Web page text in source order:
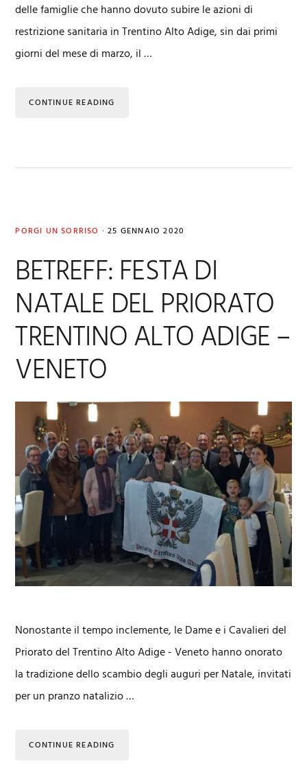
delle famiglie che hanno dovuto subire le azioni di
restrizione sanitaria in Trentino Alto Adige, sin dai primi
giorni del mese di marzo, il …
CONTINUE READING
PORGI UN SORRISO · 25 GENNAIO 2020
BETREFF: FESTA DI
NATALE DEL PRIORATO
TRENTINO ALTO ADIGE –
VENETO
Nonostante il tempo inclemente, le Dame e i Cavalieri del
Priorato del Trentino Alto Adige - Veneto hanno onorato
la tradizione dello scambio degli auguri per Natale, invitati
per un pranzo natalizio …
CONTINUE READING